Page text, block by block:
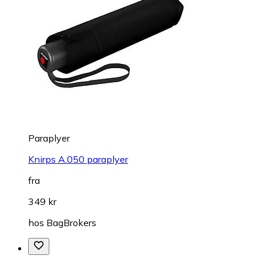
Paraplyer
Knirps A.050 paraplyer
fra
349 kr
hos BagBrokers